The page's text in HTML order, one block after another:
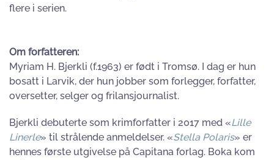
flere i serien.
Om forfatteren:
Myriam H. Bjerkli (f.1963) er født i Tromsø. I dag er hun
bosatt i Larvik, der hun jobber som forlegger, forfatter,
oversetter, selger og frilansjournalist.
Bjerkli debuterte som krimforfatter i 2017 med «Lille
Linerle» til strålende anmeldelser. «Stella Polaris» er
hennes første utgivelse på Capitana forlag. Boka kom